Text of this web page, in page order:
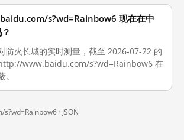
s?wd=Rainbow6 现在在中
防火长城的实时测量，截至 2026-07-22 的
www.baidu.com/s?wd=Rainbow6 在
· JSON